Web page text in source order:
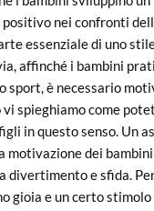
nei confronti
essenziale di uno
affinché i bambini
sport, è necessario
spieghiamo come
in questo senso. Un
motivazione dei
divertimento e sfida.
gioia e un certo